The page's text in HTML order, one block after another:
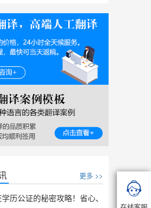
更多 >>
历公证的秘密攻略！省心、省力、省时
